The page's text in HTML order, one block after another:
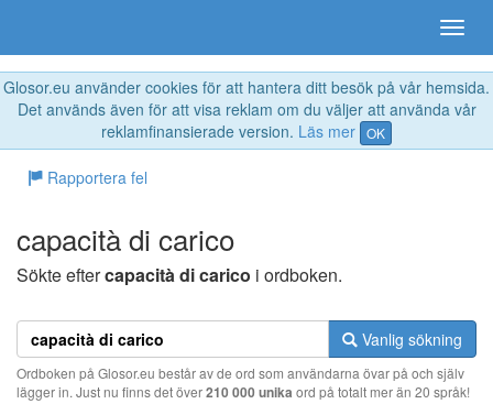
Glosor.eu använder cookies för att hantera ditt besök på vår hemsida.
Det används även för att visa reklam om du väljer att använda vår
reklamfinansierade version. Läs mer OK
Rapportera fel
capacità di carico
Sökte eftercapacità di carico i ordboken.
Vanlig sökning
Ordboken på Glosor.eu består av de ord som användarna övar på och själv
lägger in. Just nu finns det över210 000 unika ord på totalt mer än 20 språk!